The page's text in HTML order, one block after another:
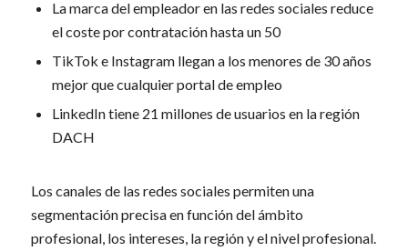
La marca del empleador en las redes sociales reduce
el coste por contratación hasta un 50
TikTok e Instagram llegan a los menores de 30 años
mejor que cualquier portal de empleo
LinkedIn tiene 21 millones de usuarios en la región
DACH
Los canales de las redes sociales permiten una
segmentación precisa en función del ámbito
profesional, los intereses, la región y el nivel profesional.